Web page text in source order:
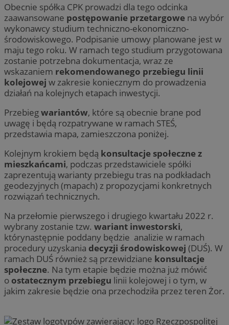
Obecnie spółka CPK prowadzi dla tego odcinka
zaawansowane postępowanie przetargowe na wybór
wykonawcy studium techniczno-ekonomiczno-
środowiskowego. Podpisanie umowy planowane jest w
maju tego roku. W ramach tego studium przygotowana
zostanie potrzebna dokumentacja, wraz ze
wskazaniem rekomendowanego przebiegu linii
kolejowej w zakresie koniecznym do prowadzenia
działań na kolejnych etapach inwestycji.
Przebiegwariantów, które są obecnie brane pod
uwagę i będą rozpatrywane w ramach STEŚ,
przedstawia mapa, zamieszczona poniżej.
Kolejnym krokiem będą konsultacje społeczne z
mieszkańcami, podczas przedstawiciele spółki
zaprezentują warianty przebiegu tras na podkładach
geodezyjnych (mapach) z propozycjami konkretnych
rozwiązań technicznych.
Na przełomie pierwszego i drugiego kwartału 2022 r.
wybrany zostanie tzw. wariant inwestorski,
którynastępnie poddany będzie analizie w ramach
procedury uzyskania decyzji środowiskowej (DUŚ). W
ramach DUŚ również są przewidziane konsultacje
społeczne. Na tym etapie będzie można już mówić
o ostatecznym przebiegu linii kolejowej i o tym, w
jakim zakresie będzie ona przechodziła przez teren Żor.